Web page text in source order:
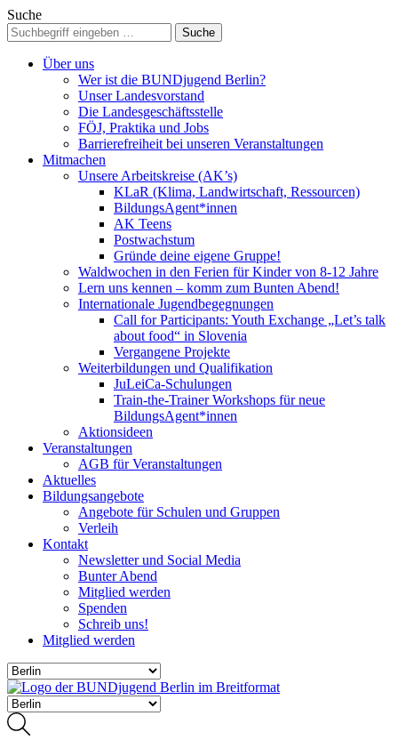
Suche
Über uns
Wer ist die BUNDjugend Berlin?
Unser Landesvorstand
Die Landesgeschäftsstelle
FÖJ, Praktika und Jobs
Barrierefreiheit bei unseren Veranstaltungen
Mitmachen
Unsere Arbeitskreise (AK’s)
KLaR (Klima, Landwirtschaft, Ressourcen)
BildungsAgent*innen
AK Teens
Postwachstum
Gründe deine eigene Gruppe!
Waldwochen in den Ferien für Kinder von 8-12 Jahre
Lern uns kennen – komm zum Bunten Abend!
Internationale Jugendbegegnungen
Call for Participants: Youth Exchange „Let’s talk
about food“ in Slovenia
Vergangene Projekte
Weiterbildungen und Qualifikation
JuLeiCa-Schulungen
Train-the-Trainer Workshops für neue
BildungsAgent*innen
Aktionsideen
Veranstaltungen
AGB für Veranstaltungen
Aktuelles
Bildungsangebote
Angebote für Schulen und Gruppen
Verleih
Kontakt
Newsletter und Social Media
Bunter Abend
Mitglied werden
Spenden
Schreib uns!
Mitglied werden